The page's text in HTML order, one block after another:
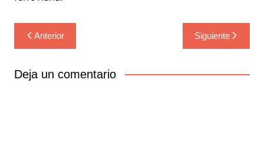
Navegación
de
entradas
Anterior Siguiente
Deja un comentario